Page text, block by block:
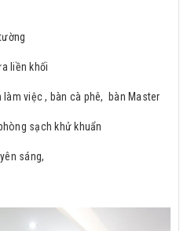
liền khối
làm việc , bàn cà phê, bàn Master
sạch khử khuẩn
sáng,